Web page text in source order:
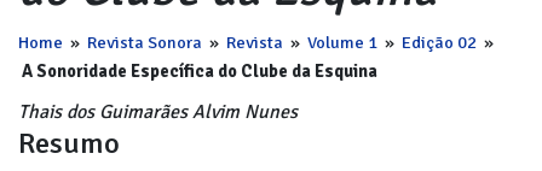
Home » Revista Sonora » Revista » Volume 1 » Edição 02 »
A Sonoridade Específica do Clube da Esquina
Thais dos Guimarães Alvim Nunes
Resumo